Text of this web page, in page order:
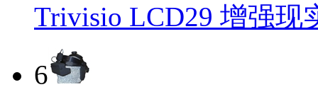
Trivisio LCD29 增强现
6